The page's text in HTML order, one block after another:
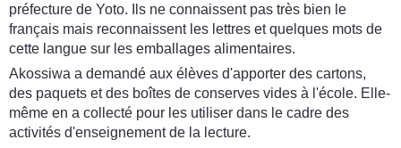
préfecture de Yoto. Ils ne connaissent pas très bien le
français mais reconnaissent les lettres et quelques mots de
cette langue sur les emballages alimentaires.
Akossiwa a demandé aux élèves d'apporter des cartons,
des paquets et des boîtes de conserves vides à l'école. Elle-
même en a collecté pour les utiliser dans le cadre des
activités d'enseignement de la lecture.